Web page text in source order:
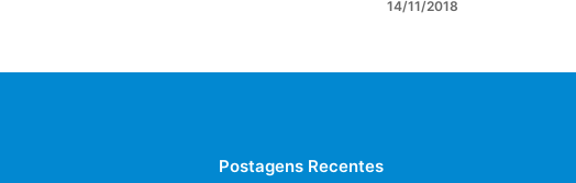
14/11/2018
Postagens Recentes